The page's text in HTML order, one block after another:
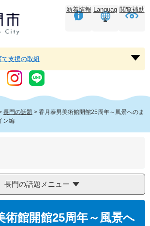
新着情報 Languag
e
閲覧補助
ー
を
て支援の取組
長門の話題 > 香月泰男美術館開館25周年～風景へのま
ン編
長門の話題メニュー
術館開館25周年～風景へ